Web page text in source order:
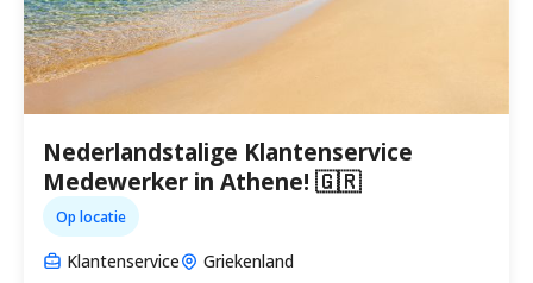
Nederlandstalige Klantenservice
Medewerker in Athene! 🇬🇷
Op locatie
Klantenservice Griekenland